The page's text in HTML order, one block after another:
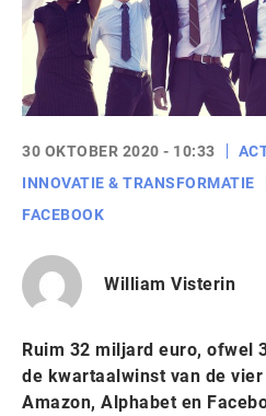
30 OKTOBER 2020 - 10:33
INNOVATIE & TRANSFORMATIE
FACEBOOK
William Visterin
Ruim 32 miljard euro, ofwel
de kwartaalwinst van de
Amazon, Alphabet en